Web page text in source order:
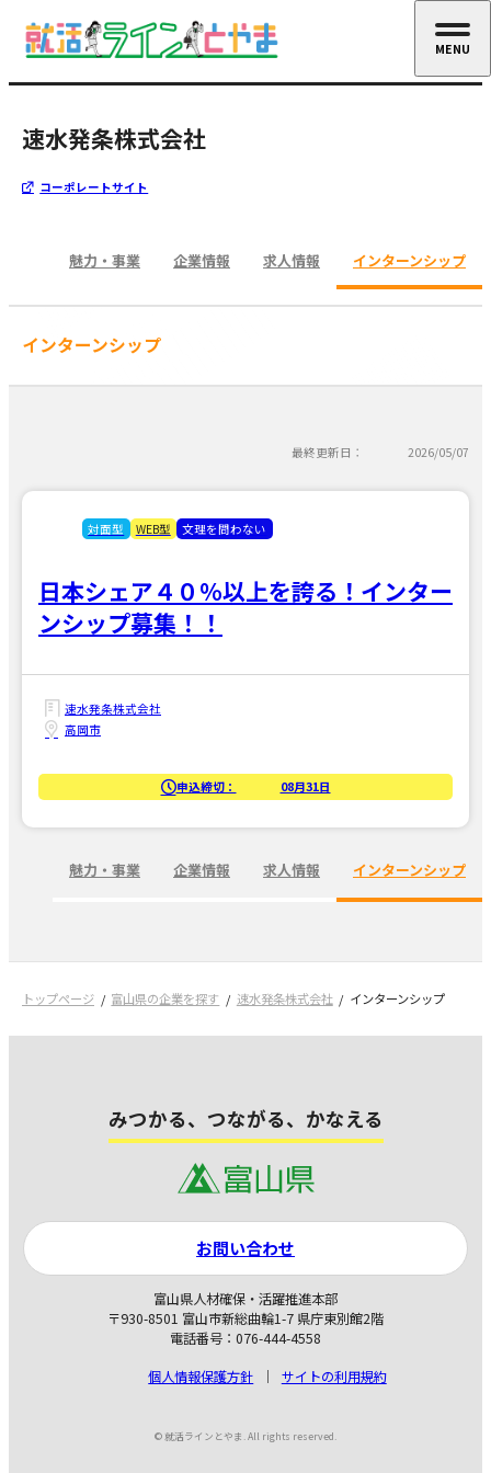
速水発条株式会社
コーポレートサイト
魅力・事業 企業情報 求人情報 インターンシップ
インターンシップ
最終更新日： 2026/05/07
対面型 WEB型 文理を問わない
日本シェア４０％以上を誇る！インター
ンシップ募集！！
速水発条株式会社
高岡市
申込締切： 08月31日
魅力・事業 企業情報 求人情報 インターンシップ
トップページ 富山県の企業を探す 速水発条株式会社 インターンシップ
みつかる、つながる、かなえる
富山県人材確保・活躍推進本部
〒930-8501 富山市新総曲輪1-7 県庁東別館2階
電話番号：076-444-4558
個人情報保護方針
サイトの利用規約
お問い合わせ
© 就活ラインとやま. All rights reserved.
MENU